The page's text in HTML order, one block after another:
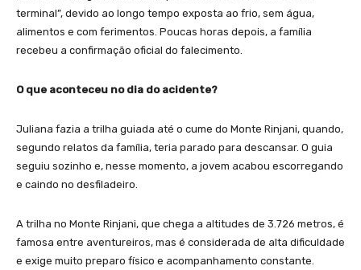
terminal”, devido ao longo tempo exposta ao frio, sem água,
alimentos e com ferimentos. Poucas horas depois, a família
recebeu a confirmação oficial do falecimento.
O que aconteceu no dia do acidente?
Juliana fazia a trilha guiada até o cume do Monte Rinjani, quando,
segundo relatos da família, teria parado para descansar. O guia
seguiu sozinho e, nesse momento, a jovem acabou escorregando
e caindo no desfiladeiro.
A trilha no Monte Rinjani, que chega a altitudes de 3.726 metros, é
famosa entre aventureiros, mas é considerada de alta dificuldade
e exige muito preparo físico e acompanhamento constante.